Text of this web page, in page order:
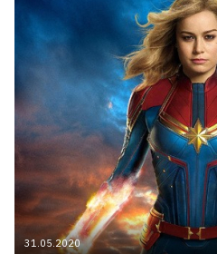
31.05.2020